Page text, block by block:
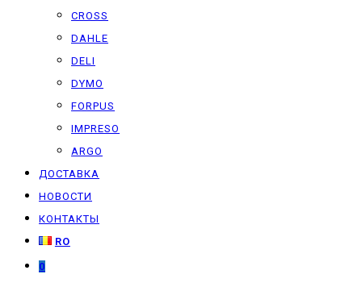
CROSS
DAHLE
DELI
DYMO
FORPUS
IMPRESO
ARGO
ДОСТАВКА
НОВОСТИ
КОНТАКТЫ
RO
0